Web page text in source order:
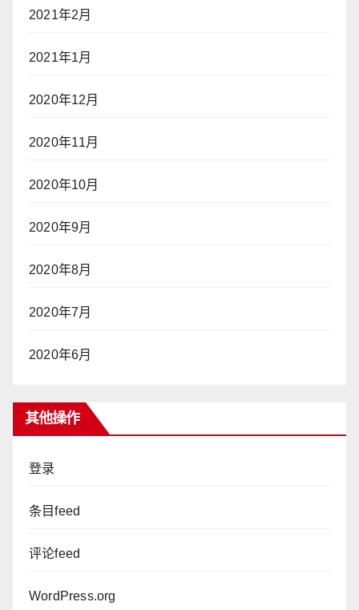
2021年2月
2021年1月
2020年12月
2020年11月
2020年10月
2020年9月
2020年8月
2020年7月
2020年6月
其他操作
登录
条目feed
评论feed
WordPress.org